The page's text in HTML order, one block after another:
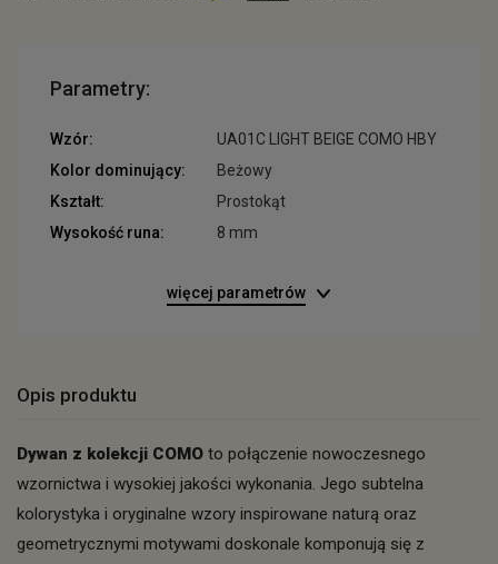
Parametry:
Wzór:
UA01C LIGHT BEIGE COMO HBY
Kolor dominujący:
Beżowy
Kształt:
Prostokąt
Wysokość runa:
8 mm
więcej parametrów
Opis produktu
Dywan z kolekcji COMO to połączenie nowoczesnego
wzornictwa i wysokiej jakości wykonania. Jego subtelna
kolorystyka i oryginalne wzory inspirowane naturą oraz
geometrycznymi motywami doskonale komponują się z